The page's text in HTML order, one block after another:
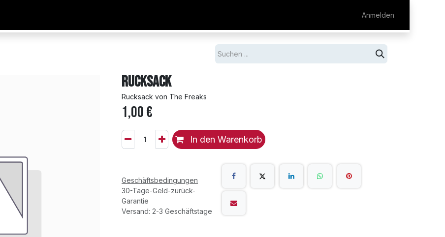
Anmelden
Rucksack
Rucksack von The Freaks
1,00€
In den Warenkorb
Geschäftsbedingungen
30-Tage-Geld-zurück-
Garantie
Versand: 2-3 Geschäftstage